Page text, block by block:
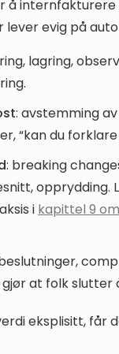
å
evig på
lagring,
: avstemming
“kan du forklare
: breaking
opprydding.
i kapittel 9
at folk slutter
eksplisitt, får